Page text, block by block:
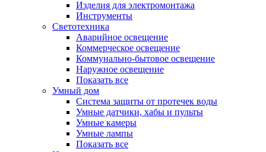
Изделия для электромонтажа
Инструменты
Светотехника
Аварийное освещение
Коммерческое освещение
Коммунально-бытовое освещение
Наружное освещение
Показать все
Умный дом
Система защиты от протечек воды
Умные датчики, хабы и пульты
Умные камеры
Умные лампы
Показать все